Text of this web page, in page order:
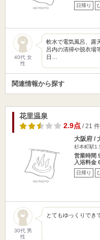
日帰り
40代 女
性
軟水で電気風呂、露
呂内の清掃や脱衣場
日…
関連情報から探す
花里温泉
2.9点/ 21 件
大阪府 /
杉本町駅
営業時間
入浴料金
日帰り
30代 男
性
とてもゆっくりでき